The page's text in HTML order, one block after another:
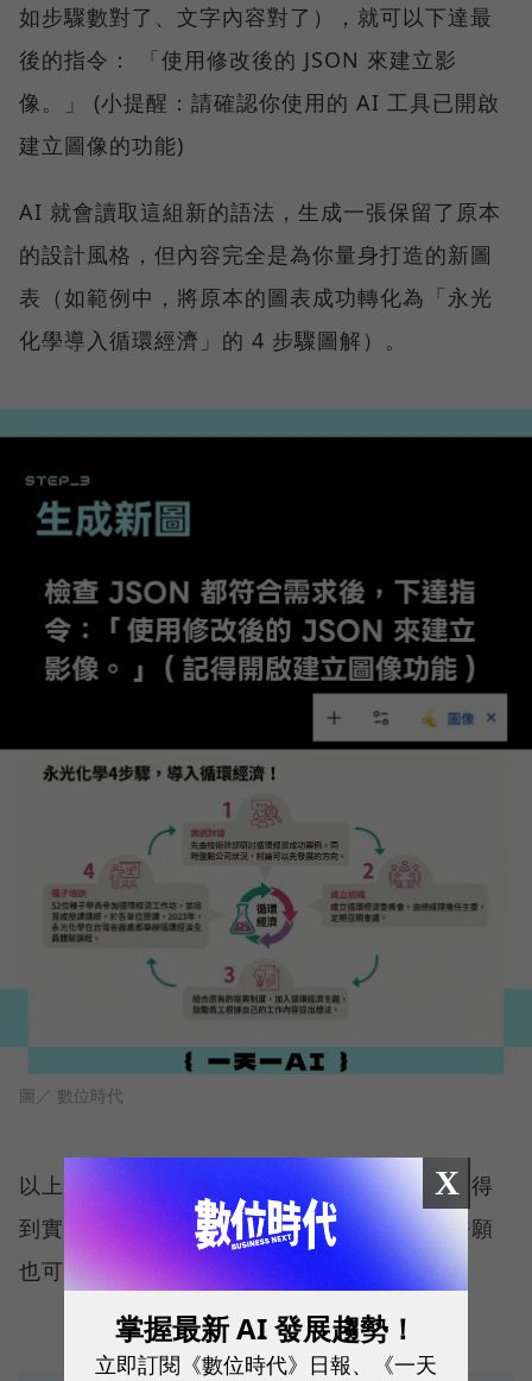
如步驟數對了、文字內容對了），就可以下達最
後的指令： 「使用修改後的 JSON 來建立影
像。」 (小提醒：請確認你使用的 AI 工具已開啟
建立圖像的功能)
AI 就會讀取這組新的語法，生成一張保留了原本
的設計風格，但內容完全是為你量身打造的新圖
表（如範例中，將原本的圖表成功轉化為「永光
化學導入循環經濟」的 4 步驟圖解）。
圖／ 數位時代
以上方法你可以透過 訂閱《一天一AI》日報，得
到實用的AI技巧！歡迎回信跟我聊聊，或是許願
也可以喔～
X
掌握最新 AI 發展趨勢！
立即訂閱《數位時代》日報、《一天